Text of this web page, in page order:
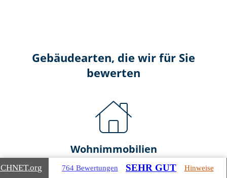
Gebäudearten, die wir für Sie
bewerten
Wohnimmobilien
Ein- und Zwei­fa­mi­li­en­häu­ser
.org 764 Bewertungen SEHR GUT Hinweise